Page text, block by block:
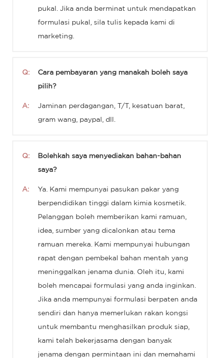
pukal. Jika anda berminat untuk mendapatkan
formulasi pukal, sila tulis kepada kami di
marketing.
Q: Cara pembayaran yang manakah boleh saya
pilih?
A: Jaminan perdagangan, T/T, kesatuan barat,
gram wang, paypal, dll.
Q: Bolehkah saya menyediakan bahan-bahan
saya?
A: Ya. Kami mempunyai pasukan pakar yang
berpendidikan tinggi dalam kimia kosmetik.
Pelanggan boleh memberikan kami ramuan,
idea, sumber yang dicalonkan atau tema
ramuan mereka. Kami mempunyai hubungan
rapat dengan pembekal bahan mentah yang
meninggalkan jenama dunia. Oleh itu, kami
boleh mencapai formulasi yang anda inginkan.
Jika anda mempunyai formulasi berpaten anda
sendiri dan hanya memerlukan rakan kongsi
untuk membantu menghasilkan produk siap,
kami telah bekerjasama dengan banyak
jenama dengan permintaan ini dan memahami